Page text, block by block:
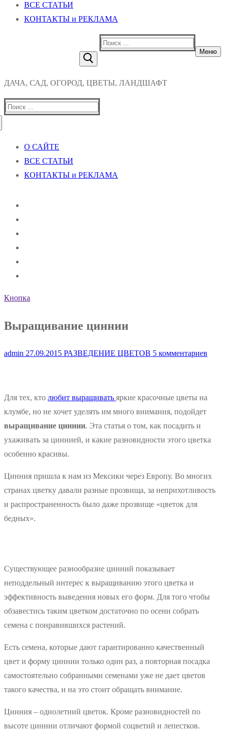
ВСЕ СТАТЬИ
КОНТАКТЫ и РЕКЛАМА
Найти:
Меню
ДАЧА, САД, ОГОРОД, ЦВЕТЫ, ЛАНДШАФТ
Найти:
О САЙТЕ
ВСЕ СТАТЬИ
КОНТАКТЫ и РЕКЛАМА
Кнопка
Выращивание циннии
admin 27.09.2015 РАЗВЕДЕНИЕ ЦВЕТОВ 5 комментариев
Для тех, кто любит выращивать яркие красочные цветы на
клумбе, но не хочет уделять им много внимания, подойдет
выращивание циннии. Эта статья о том, как посадить и
ухаживать за циннией, и какие разновидности этого цветка
особенно красивы.
Цинния пришла к нам из Мексики через Европу. Во многих
странах цветку давали разные прозвища, за неприхотливость
и распространенность было даже прозвище «цветок для
бедных».
Существующее разнообразие цинний показывает
неподдельный интерес к выращиванию этого цветка и
эффективность выведения новых его форм. Для того чтобы
обзавестись таким цветком достаточно по осени собрать
семена с понравившихся растений.
Есть семена, которые дают гарантированно качественный
цвет и форму циннии только один раз, а повторная посадка
самостоятельно собранными семенами уже не дает цветов
такого качества, и на это стоит обращать внимание.
Цинния – однолетний цветок. Кроме разновидностей по
высоте циннии отличают формой соцветий и лепестков.